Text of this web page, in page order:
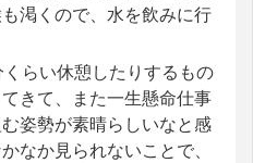
渇くので、水を飲みに行
らい休憩したりするもの
きて、また一生懸命仕事
姿勢が素晴らしいなと感
なか見られないことで、